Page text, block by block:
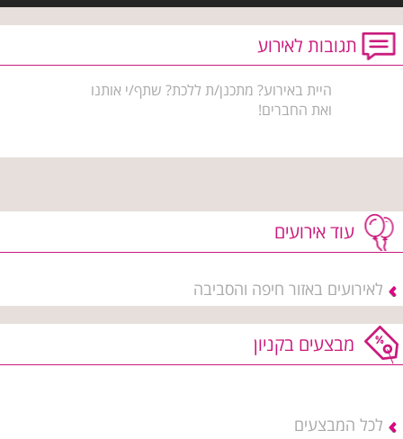
תגובות לאירוע
היית באירוע? מתכנן/ת ללכת? שתף/י אותנו
ואת החברים!
עוד אירועים
לאירועים באזור חיפה והסביבה
מבצעים בקניון
לכל המבצעים